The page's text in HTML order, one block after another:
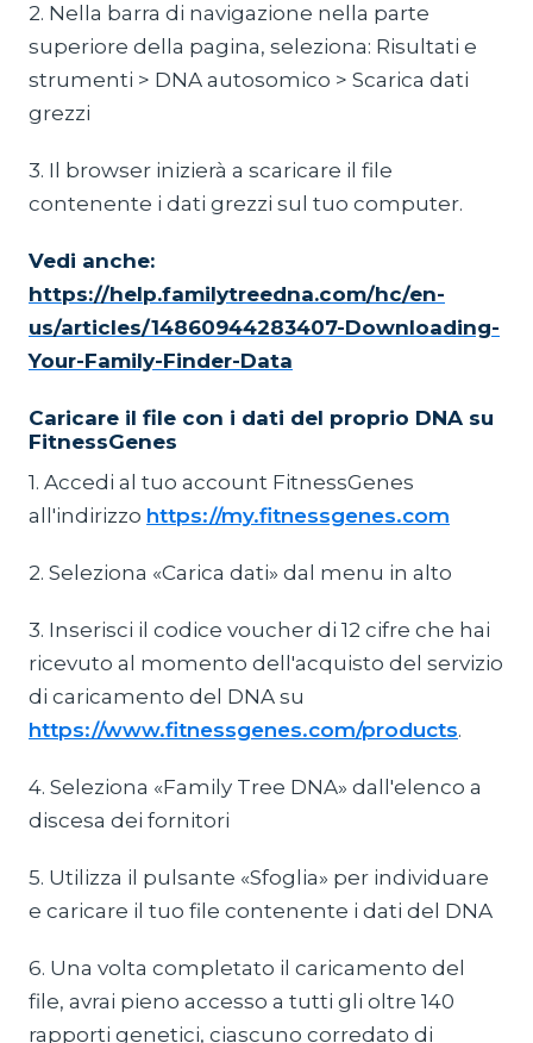
2. Nella barra di navigazione nella parte
superiore della pagina, seleziona: Risultati e
strumenti > DNA autosomico > Scarica dati
grezzi
3. Il browser inizierà a scaricare il file
contenente i dati grezzi sul tuo computer.
Vedi anche:
https://help.familytreedna.com/hc/en-
us/articles/14860944283407-Downloading-
Your-Family-Finder-Data
Caricare il file con i dati del proprio DNA su
FitnessGenes
1. Accedi al tuo account FitnessGenes
all'indirizzo https://my.fitnessgenes.com
2. Seleziona «Carica dati» dal menu in alto
3. Inserisci il codice voucher di 12 cifre che hai
ricevuto al momento dell'acquisto del servizio
di caricamento del DNA su
https://www.fitnessgenes.com/products.
4. Seleziona «Family Tree DNA» dall'elenco a
discesa dei fornitori
5. Utilizza il pulsante «Sfoglia» per individuare
e caricare il tuo file contenente i dati del DNA
6. Una volta completato il caricamento del
file, avrai pieno accesso a tutti gli oltre 140
rapporti genetici, ciascuno corredato di